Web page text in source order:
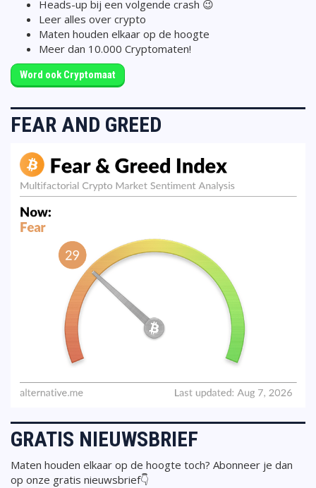
Heads-up bij een volgende crash 😉
Leer alles over crypto
Maten houden elkaar op de hoogte
Meer dan 10.000 Cryptomaten!
Word ook Cryptomaat
FEAR AND GREED
GRATIS NIEUWSBRIEF
Maten houden elkaar op de hoogte toch? Abonneer je dan
op onze gratis nieuwsbrief👇